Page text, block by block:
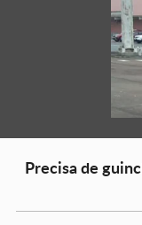
Precisa de